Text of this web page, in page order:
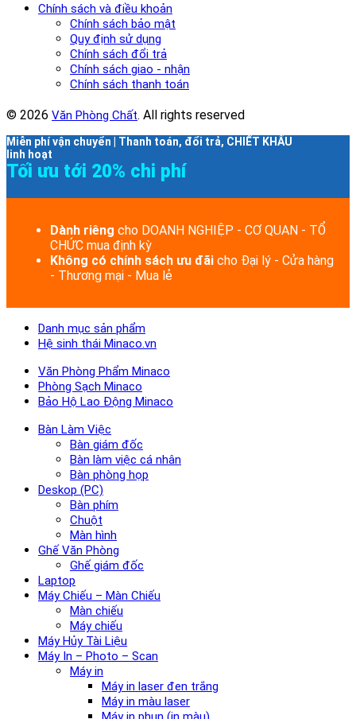
Chính sách và điều khoản
Chính sách bảo mật
Quy định sử dụng
Chính sách đổi trả
Chính sách giao - nhận
Chính sách thanh toán
© 2026 Văn Phòng Chất. All rights reserved
Miễn phí vận chuyển | Thanh toán, đổi trả, CHIẾT KHẤU
linh hoạt
Tối ưu tới 20% chi phí
Dành riêng cho DOANH NGHIỆP - CƠ QUAN - TỔ
CHỨC mua định kỳ
Không có chính sách ưu đãi cho Đại lý - Cửa hàng
- Thương mại - Mua lẻ
Danh mục sản phẩm
Hệ sinh thái Minaco.vn
Văn Phòng Phẩm Minaco
Phòng Sạch Minaco
Bảo Hộ Lao Động Minaco
Bàn Làm Việc
Bàn giám đốc
Bàn làm việc cá nhân
Bàn phòng họp
Deskop (PC)
Bàn phím
Chuột
Màn hình
Ghế Văn Phòng
Ghế giám đốc
Laptop
Máy Chiếu – Màn Chiếu
Màn chiếu
Máy chiếu
Máy Hủy Tài Liệu
Máy In – Photo – Scan
Máy in
Máy in laser đen trắng
Máy in màu laser